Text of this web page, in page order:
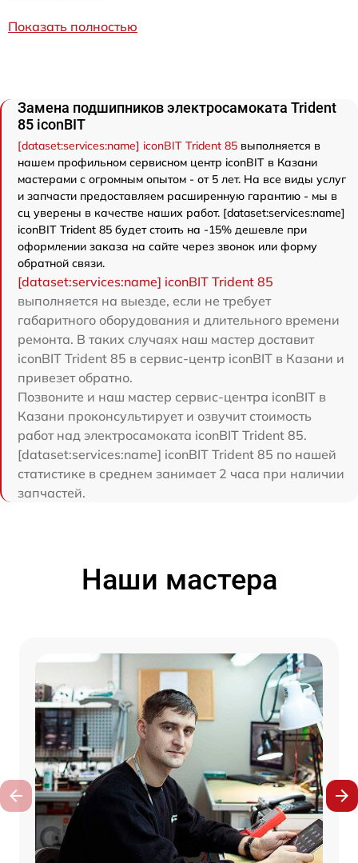
Показать полностью
Замена подшипников электросамоката Trident
85 iconBIT
[dataset:services:name] iconBIT Trident 85 выполняется в
нашем профильном сервисном центр iconBIT в Казани
мастерами с огромным опытом - от 5 лет. На все виды услуг
и запчасти предоставляем расширенную гарантию - мы в
сц уверены в качестве наших работ. [dataset:services:name]
iconBIT Trident 85 будет стоить на -15% дешевле при
оформлении заказа на сайте через звонок или форму
обратной связи.
[dataset:services:name] iconBIT Trident 85
выполняется на выезде, если не требует
габаритного оборудования и длительного времени
ремонта. В таких случаях наш мастер доставит
iconBIT Trident 85 в сервис-центр iconBIT в Казани и
привезет обратно.
Позвоните и наш мастер сервис-центра iconBIT в
Казани проконсультирует и озвучит стоимость
работ над электросамоката iconBIT Trident 85.
[dataset:services:name] iconBIT Trident 85 по нашей
статистике в среднем занимает 2 часа при наличии
запчастей.
Наши мастера